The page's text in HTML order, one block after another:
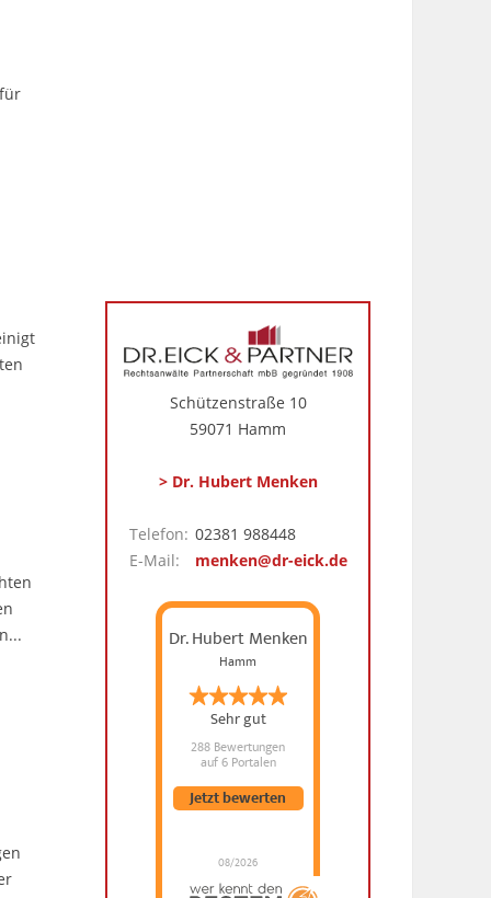
Schützenstraße 10
59071 Hamm
> Dr. Hubert Menken
Telefon: 02381 988448
E-Mail:
menken@dr-eick.de
Dr. Hubert Menken
Hamm
Sehr gut
288 Bewertungen
auf 6 Portalen
08/2026
Jetzt bewerten